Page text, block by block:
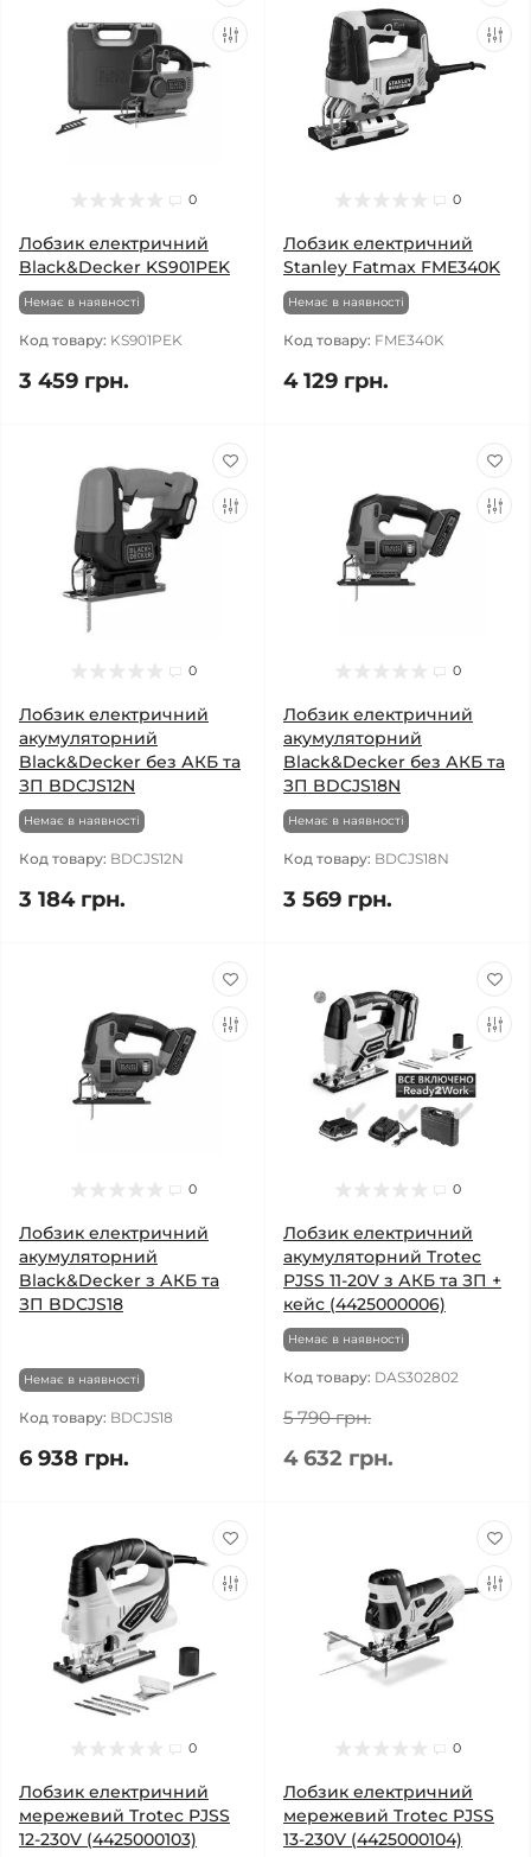
0
Лобзик електричний
Black&Decker KS901PEK
Немає в наявності
Код товару: KS901PEK
3 459 грн.
0
Лобзик електричний
Stanley Fatmax FME340K
Немає в наявності
Код товару: FME340K
4 129 грн.
0
Лобзик електричний
акумуляторний
Black&Decker без АКБ та
ЗП BDCJS12N
Немає в наявності
Код товару: BDCJS12N
3 184 грн.
0
Лобзик електричний
акумуляторний
Black&Decker без АКБ та
ЗП BDCJS18N
Немає в наявності
Код товару: BDCJS18N
3 569 грн.
0
Лобзик електричний
акумуляторний
Black&Decker з АКБ та
ЗП BDCJS18
Немає в наявності
Код товару: BDCJS18
6 938 грн.
0
Лобзик електричний
акумуляторний Trotec
PJSS 11-20V з АКБ та ЗП +
кейс (4425000006)
Немає в наявності
Код товару: DAS302802
5 790 грн.
4 632 грн.
0
Лобзик електричний
мережевий Trotec PJSS
12-230V (4425000103)
0
Лобзик електричний
мережевий Trotec PJSS
13-230V (4425000104)